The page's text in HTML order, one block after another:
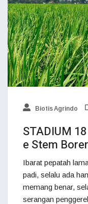
Biotis Agrindo
STADIUM
e Stem
Ibarat pepatah
padi, selalu ada
memang benar,
serangan